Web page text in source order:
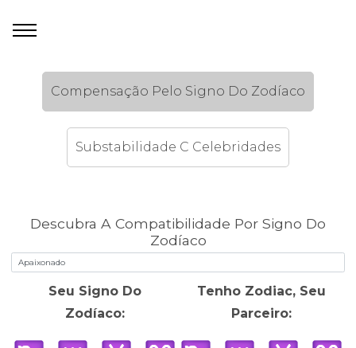
Compensação Pelo Signo Do Zodíaco
Substabilidade C Celebridades
Descubra A Compatibilidade Por Signo Do
Zodíaco
Seu Signo Do
Zodíaco:
Tenho Zodiac, Seu
Parceiro: